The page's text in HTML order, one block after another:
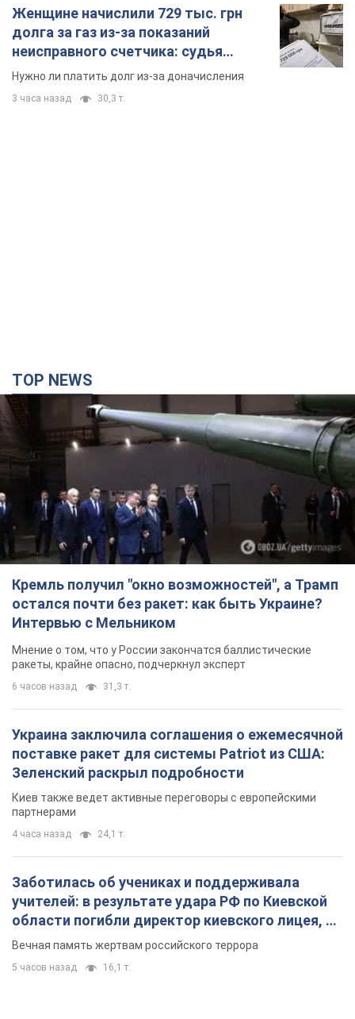
Женщине начислили 729 тыс. грн
долга за газ из-за показаний
неисправного счетчика: судья
вынес неожиданное решение
Нужно ли платить долг из-за доначисления
3 часа назад 30,3 т.
TOP NEWS
Кремль получил "окно возможностей", а Трамп
остался почти без ракет: как быть Украине?
Интервью с Мельником
Мнение о том, что у России закончатся баллистические
ракеты, крайне опасно, подчеркнул эксперт
6 часов назад 31,3 т.
Украина заключила соглашения о ежемесячной
поставке ракет для системы Patriot из США:
Зеленский раскрыл подробности
Киев также ведет активные переговоры с европейскими
партнерами
4 часа назад 24,1 т.
Заботилась об учениках и поддерживала
учителей: в результате удара РФ по Киевской
области погибли директор киевского лицея, её
муж и внук
Вечная память жертвам российского террора
5 часов назад 16,1 т.